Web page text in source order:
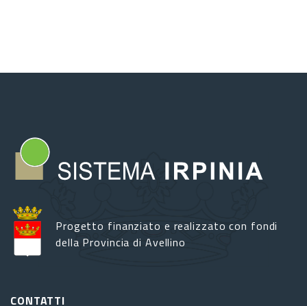
Progetto finanziato e realizzato con fondi
della Provincia di Avellino
CONTATTI